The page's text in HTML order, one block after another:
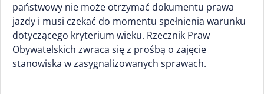
państwowy nie może otrzymać dokumentu prawa
jazdy i musi czekać do momentu spełnienia warunku
dotyczącego kryterium wieku. Rzecznik Praw
Obywatelskich zwraca się z prośbą o zajęcie
stanowiska w zasygnalizowanych sprawach.